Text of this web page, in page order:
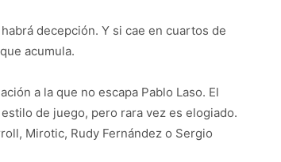
decepción. Y si cae en cuartos de
acumula.
a la que no escapa Pablo Laso. El
de juego, pero rara vez es elogiado.
Mirotic, Rudy Fernández o Sergio